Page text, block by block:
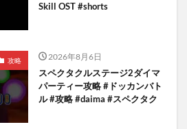
Skill OST #shorts
攻略 2026年8月6日
スペクタクルステージ2ダイマ
パーティー攻略 #ドッカンバト
ル #攻略 #daima #スペクタク